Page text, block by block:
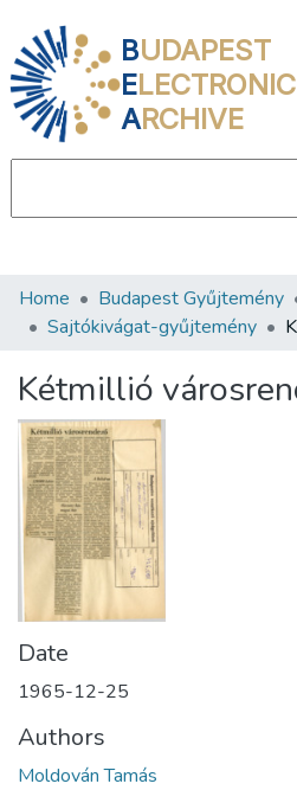
BUDAPEST
ELECTRONIC
ARCHIVE
Communities & Collections
Statistics
About us
Home Budapest Gyűjtemény
Sajtókivágat-gyűjtemény
Kétmillió
Date
1965-12-25
Authors
Moldován Tamás